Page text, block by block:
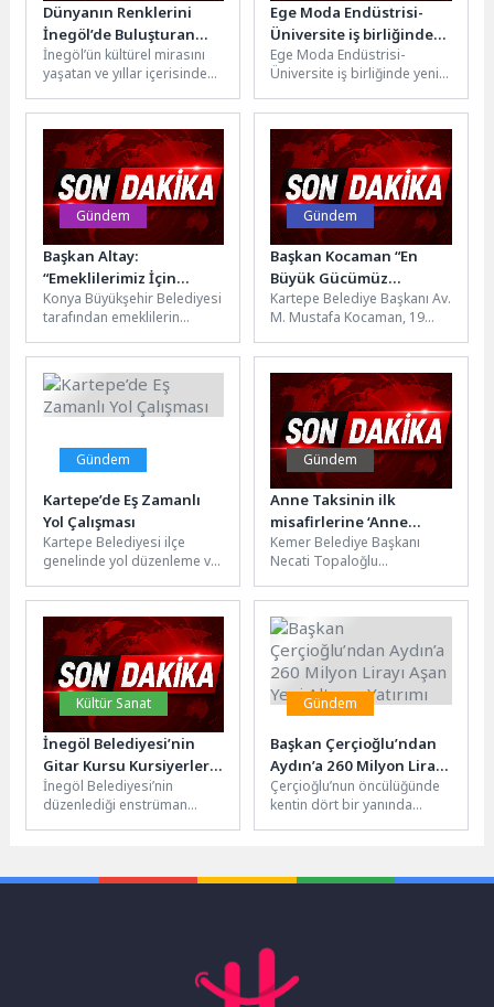
Dünyanın Renklerini
İnegöl’de Buluşturan
Festival Başladı
İnegöl’ün kültürel mirasını
yaşatan ve yıllar içerisinde
organizasyonlarından biri
haline gelen 39.
Uluslararası...
Ege Moda Endüstrisi-
Üniversite iş birliğinde
yeni dönemin ilk adımı
atıldı
Ege Moda Endüstrisi-
Üniversite iş birliğinde yeni
süre önce Ege Hazır...
Gündem
Başkan Altay:
“Emeklilerimiz İçin
Hatırdan Hatıraya Kültür
Turlarımız Seydişehir-
Beyşehir Gezisi İle
Konya Büyükşehir Belediyesi
tarafından emeklilerin
artırmak ve kültürel bağlarını
güçlendirmek amacıyla 31...
Gündem
Başkan Kocaman “En
Büyük Gücümüz
Gençlerimizdir”
Kartepe Belediye Başkanı Av.
M. Mustafa Kocaman, 19
Gençlik ve Spor Bayramı...
Gündem
Kartepe’de Eş Zamanlı
Yol Çalışması
Kartepe Belediyesi ilçe
genelinde yol düzenleme ve
ediyor. Yürütülen
çalışmalarda, mahallelerin
fiziksel...
Gündem
Anne Taksinin ilk
misafirlerine ‘Anne
çantası’
Kemer Belediye Başkanı
Necati Topaloğlu
Taksi projesinin ilk
misafirlerinden Merve Serel
ile...
Kültür Sanat
İnegöl Belediyesi’nin
Gitar Kursu Kursiyerleri
Sertifikalarını Aldı
İnegöl Belediyesi’nin
düzenlediği enstrüman
enstrüman dinletisi...
Gündem
Başkan Çerçioğlu’ndan
Aydın’a 260 Milyon Lirayı
Aşan Yeni Altyapı Yatırımı
Çerçioğlu’nun öncülüğünde
kentin dört bir yanında